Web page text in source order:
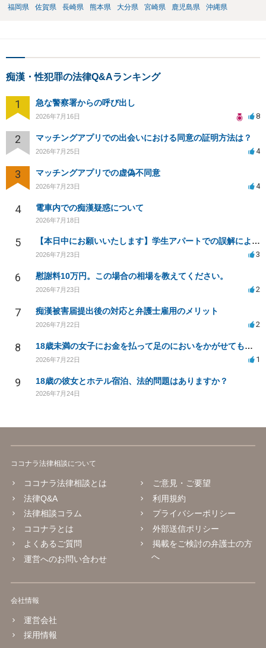
福岡県
佐賀県 長崎県 熊本県 大分県 宮崎県 鹿児島県 沖縄県
痴漢・性犯罪の法律Q&Aランキング
1 急な警察署からの呼び出し
2026年7月16日 8
2 マッチングアプリでの出会いにおける同意の証明方法は？
2026年7月25日 4
3 マッチングアプリでの虚偽不同意
2026年7月23日 4
4 電車内での痴漢疑惑について
2026年7月18日
5 【本日中にお願いいたします】学生アパートでの誤解による窃盗疑惑、今後の対応策は？
2026年7月23日 3
6 慰謝料10万円。この場合の相場を教えてください。
2026年7月23日 2
7 痴漢被害届提出後の対応と弁護士雇用のメリット
2026年7月22日 2
8 18歳未満の女子にお金を払って足のにおいをかがせてもらう等の行為は違法ですか
2026年7月22日 1
9 18歳の彼女とホテル宿泊、法的問題はありますか？
2026年7月24日
ココナラ法律相談について
ココナラ法律相談とは
法律Q&A
法律相談コラム
ココナラとは
よくあるご質問
運営へのお問い合わせ
ご意見・ご要望
利用規約
プライバシーポリシー
外部送信ポリシー
掲載をご検討の弁護士の方
へ
会社情報
運営会社
採用情報